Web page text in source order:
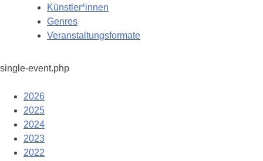
Künstler*innen
Genres
Veranstaltungsformate
single-event.php
2026
2025
2024
2023
2022